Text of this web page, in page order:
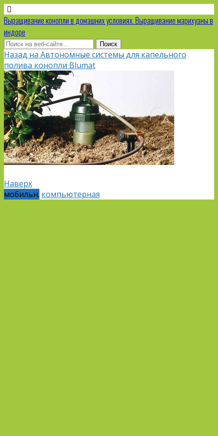
Выращивание конопли в домашних условиях. Выращивание марихуаны в
индоре
Назад на Автономные системы для капельного
полива конопли Blumat
Наверх
мобильн. компьютерная